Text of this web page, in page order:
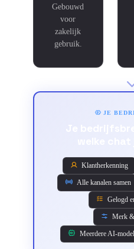
Gebouwd
voor
zakelijk
gebruik.
JE
Klantherkenning
Alle kanalen samen
Gelogd
Merk
Meerdere AI-